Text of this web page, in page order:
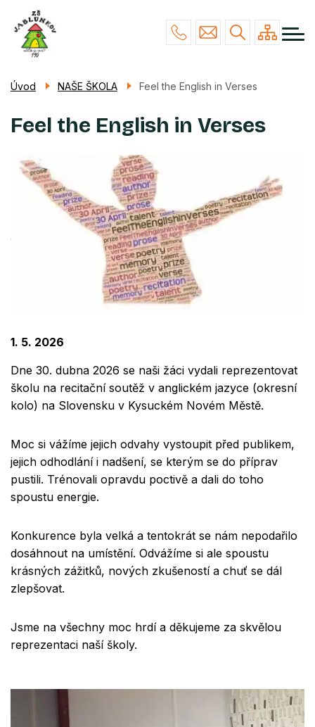
hlavnímu
obsahu
Menu
navigace
NAŠE ŠKOLA
STUDIUM
KONTAKTY
Úvod NAŠE ŠKOLA Feel the English in Verses
Feel the English in Verses
1. 5. 2026
Dne 30. dubna 2026 se naši žáci vydali reprezentovat
školu na recitační soutěž v anglickém jazyce (okresní
kolo) na Slovensku v Kysuckém Novém Městě.
Moc si vážíme jejich odvahy vystoupit před publikem,
jejich odhodlání i nadšení, se kterým se do příprav
pustili. Trénovali opravdu poctivě a dali do toho
spoustu energie.
Konkurence byla velká a tentokrát se nám nepodařilo
dosáhnout na umístění. Odvážíme si ale spoustu
krásných zážitků, nových zkušeností a chuť se dál
zlepšovat.
Jsme na všechny moc hrdí a děkujeme za skvělou
reprezentaci naší školy.